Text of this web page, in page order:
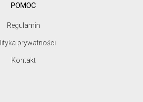
POMOC
Regulamin
prywatności
Kontakt